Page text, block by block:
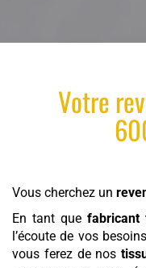
Votre
Vous cherchez un
En tant que fabricant
l’écoute de vos
vous ferez de nos